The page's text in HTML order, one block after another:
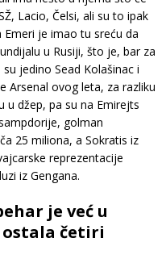
Lacio, Čelsi, ali su to ipak
je imao tu sreću da
u Rusiji, što je, bar za
jedino Sead Kolašinac i
Arsenal ovog leta, za razliku
u džep, pa su na Emirejts
golman
25 miliona, a Sokratis iz
reprezentacije
iz Gengana.
je već u
četiri